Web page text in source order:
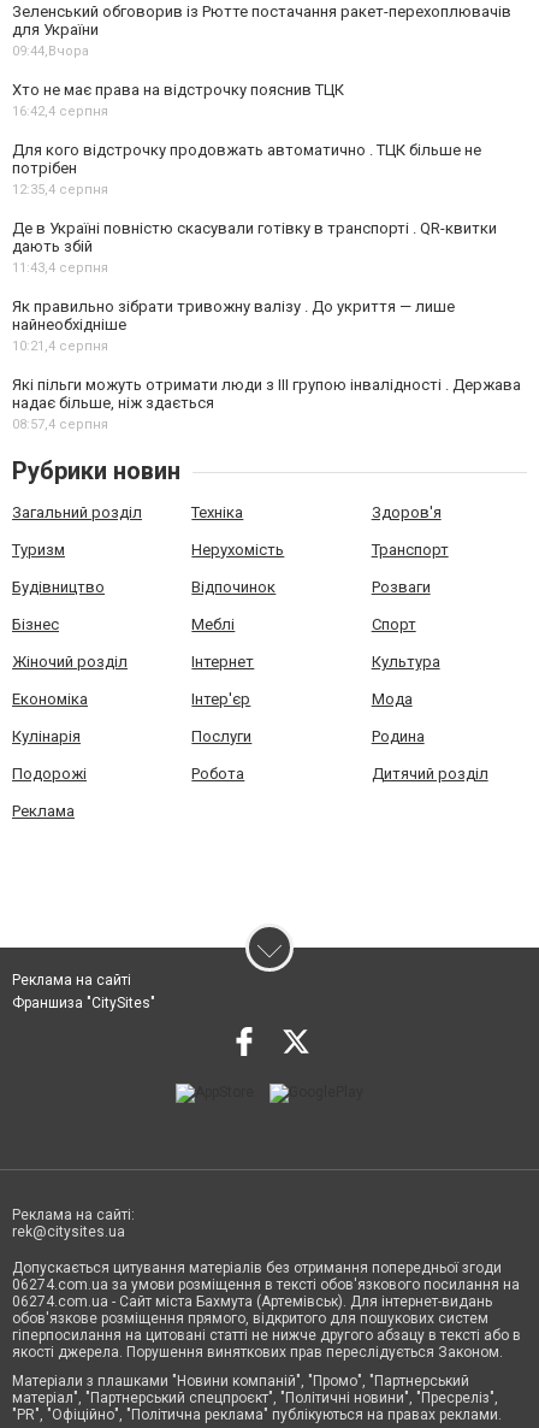
Зеленський обговорив із Рютте постачання ракет-перехоплювачів
для України
09:44, Вчора
Хто не має права на відстрочку пояснив ТЦК
16:42, 4 серпня
Для кого відстрочку продовжать автоматично . ТЦК більше не
потрібен
12:35, 4 серпня
Де в Україні повністю скасували готівку в транспорті . QR-квитки
дають збій
11:43, 4 серпня
Як правильно зібрати тривожну валізу . До укриття — лише
найнеобхідніше
10:21, 4 серпня
Які пільги можуть отримати люди з III групою інвалідності . Держава
надає більше, ніж здається
08:57, 4 серпня
Рубрики новин
Загальний розділ Техніка Здоров'я
Туризм Нерухомість Транспорт
Будівництво Відпочинок Розваги
Бізнес Меблі Спорт
Жіночий розділ Інтернет Культура
Економіка Інтер'єр Мода
Кулінарія Послуги Родина
Подорожі Робота Дитячий розділ
Реклама
Реклама на сайті
Франшиза "CitySites"
Реклама на сайті:
rek@citysites.ua
Допускається цитування матеріалів без отримання попередньої згоди
06274.com.ua за умови розміщення в тексті обов'язкового посилання на
06274.com.ua - Сайт міста Бахмута (Артемівськ). Для інтернет-видань
обов'язкове розміщення прямого, відкритого для пошукових систем
гіперпосилання на цитовані статті не нижче другого абзацу в тексті або в
якості джерела. Порушення виняткових прав переслідується Законом.
Матеріали з плашками "Новини компаній", "Промо", "Партнерський
матеріал", "Партнерський спецпроєкт", "Політичні новини", "Пресреліз",
"PR", "Офіційно", "Політична реклама" публікуються на правах реклами.